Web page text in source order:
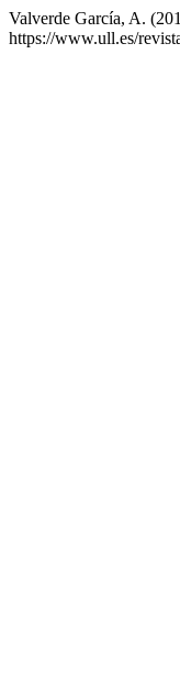
Valverde García, A.
https://www.ull.es/